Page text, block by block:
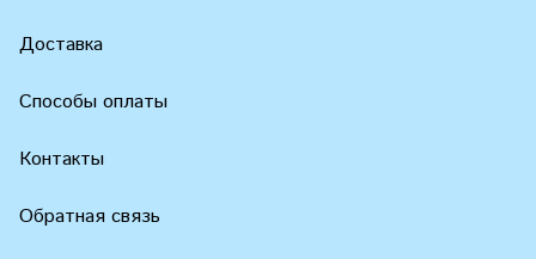
Доставка
Способы оплаты
Контакты
Обратная связь